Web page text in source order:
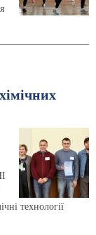
технології